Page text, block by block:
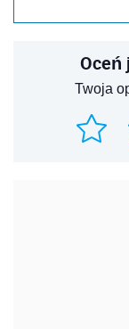
Oceń
Twoja